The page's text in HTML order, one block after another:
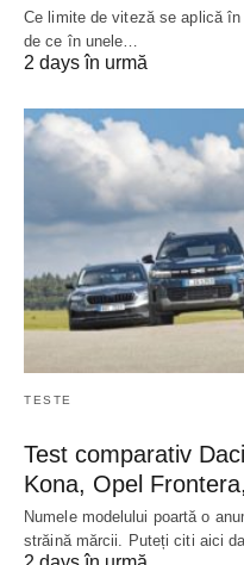
Ce limite de viteză se aplică
de ce în unele…
2 days în urmă
TESTE
Test comparativ
Kona, Opel
Numele modelului poartă o
străină mărcii. Puteți citi aici